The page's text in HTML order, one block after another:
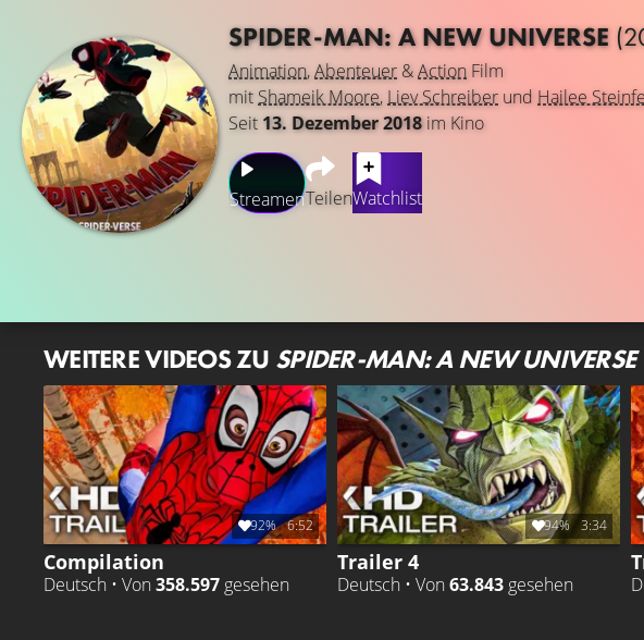
SPIDER-MAN: A NEW UNIVERSE
Animation,Abenteuer &Action Film
mitShameik Moore, Liev Schreiber und Hailee
Seit 13. Dezember 2018im Kino
StreamenTeilenWatchlist
WEITERE VIDEOS ZU SPIDER-MAN: A NEW UNIVERSE
92% 6:52
Compilation
Deutsch • Von 358.597 gesehen
94% 3:34
Trailer 4
Deutsch • Von 63.843 gesehen